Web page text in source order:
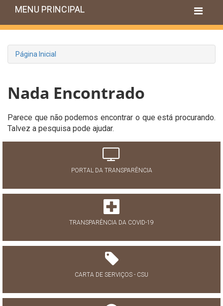
MENU PRINCIPAL
Página Inicial
Nada Encontrado
Parece que não podemos encontrar o que está procurando.
Talvez a pesquisa pode ajudar.
PORTAL DA TRANSPARÊNCIA
TRANSPARÊNCIA DA COVID-19
CARTA DE SERVIÇOS - CSU